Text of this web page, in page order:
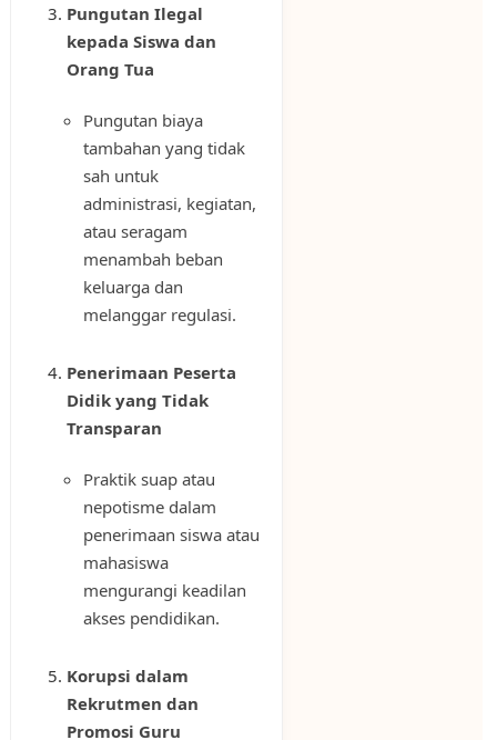
Pungutan Ilegal
kepada Siswa dan
Orang Tua
Pungutan biaya
tambahan yang tidak
sah untuk
administrasi, kegiatan,
atau seragam
menambah beban
keluarga dan
melanggar regulasi.
Penerimaan Peserta
Didik yang Tidak
Transparan
Praktik suap atau
nepotisme dalam
penerimaan siswa atau
mahasiswa
mengurangi keadilan
akses pendidikan.
Korupsi dalam
Rekrutmen dan
Promosi Guru